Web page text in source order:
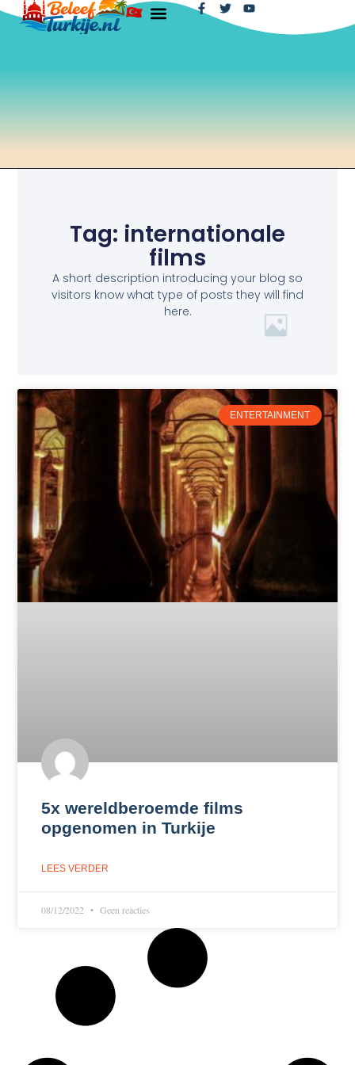
Tag: internationale
films
A short description introducing your blog so
visitors know what type of posts they will find
here.
ENTERTAINMENT
5x wereldberoemde films
opgenomen in Turkije
LEES VERDER
08/12/2022 Geen reacties